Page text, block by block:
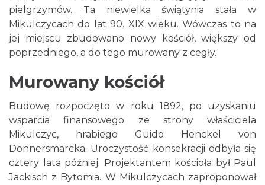
pielgrzymów. Ta niewielka świątynia stała w
Mikulczycach do lat 90. XIX wieku. Wówczas to na
jej miejscu zbudowano nowy kościół, większy od
poprzedniego, a do tego murowany z cegły.
Murowany kościół
Budowę rozpoczęto w roku 1892, po uzyskaniu
wsparcia finansowego ze strony właściciela
Mikulczyc, hrabiego Guido Henckel von
Donnersmarcka. Uroczystość konsekracji odbyła się
cztery lata później. Projektantem kościoła był Paul
Jackisch z Bytomia. W Mikulczycach zaproponował